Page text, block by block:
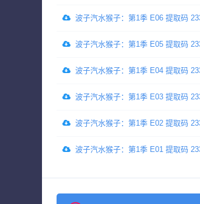
波子汽水猴子：第1季 E06 提取码
波子汽水猴子：第1季 E05 提取码
波子汽水猴子：第1季 E04 提取码
波子汽水猴子：第1季 E03 提取码
波子汽水猴子：第1季 E02 提取码
波子汽水猴子：第1季 E01 提取码